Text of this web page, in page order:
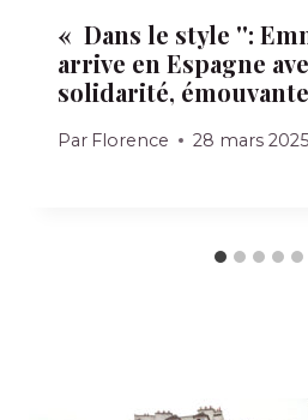
« Dans le style '':
arrive en Espagne
solidarité,
Par Florence 28 mars 2025